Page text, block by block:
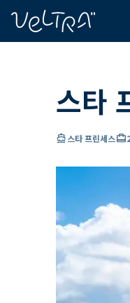
스타
directions_boat스타 프린세스card_travel